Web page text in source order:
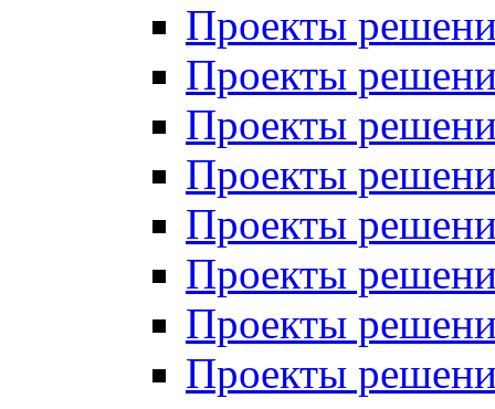
Проекты
Проекты
Проекты
Проекты
Проекты
Проекты
Проекты
Проекты